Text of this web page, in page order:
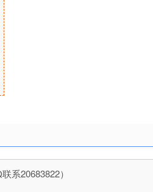
系20683822）